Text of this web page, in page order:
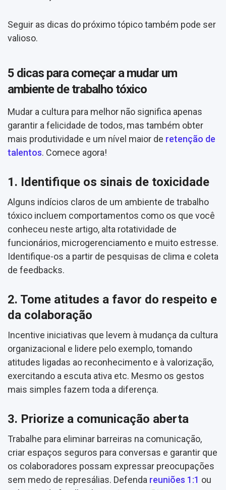
Seguir as dicas do próximo tópico também pode ser
valioso.
5 dicas para começar a mudar um
ambiente de trabalho tóxico
Mudar a cultura para melhor não significa apenas
garantir a felicidade de todos, mas também obter
mais produtividade e um nível maior de retenção de
talentos. Comece agora!
1. Identifique os sinais de toxicidade
Alguns indícios claros de um ambiente de trabalho
tóxico incluem comportamentos como os que você
conheceu neste artigo, alta rotatividade de
funcionários, microgerenciamento e muito estresse.
Identifique-os a partir de pesquisas de clima e coleta
de feedbacks.
2. Tome atitudes a favor do respeito e
da colaboração
Incentive iniciativas que levem à mudança da cultura
organizacional e lidere pelo exemplo, tomando
atitudes ligadas ao reconhecimento e à valorização,
exercitando a escuta ativa etc. Mesmo os gestos
mais simples fazem toda a diferença.
3. Priorize a comunicação aberta
Trabalhe para eliminar barreiras na comunicação,
criar espaços seguros para conversas e garantir que
os colaboradores possam expressar preocupações
sem medo de represálias. Defenda reuniões 1:1 ou